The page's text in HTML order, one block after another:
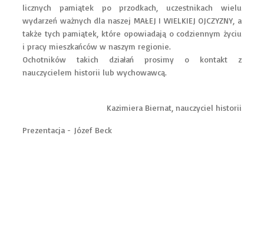
licznych pamiątek po przodkach, uczestnikach wielu
wydarzeń ważnych dla naszej MAŁEJ I WIELKIEJ OJCZYZNY, a
także tych pamiątek, które opowiadają o codziennym życiu
i pracy mieszkańców w naszym regionie.
Ochotników takich działań prosimy o kontakt z
nauczycielem historii lub wychowawcą.
Kazimiera Biernat, nauczyciel historii
Prezentacja - Józef Beck